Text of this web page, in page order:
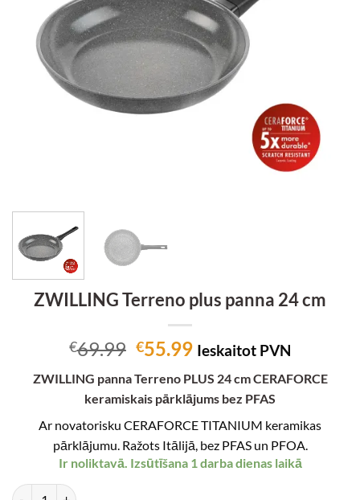
ZWILLING Terreno plus panna 24 cm
€69.99 Original
was:
€69.99.
€55.99Current
is:
€55.99.
Ieskaitot PVN
ZWILLING panna Terreno PLUS 24 cm CERAFORCE
keramiskais pārklājums bez PFAS
Ar novatorisku CERAFORCE TITANIUM keramikas
pārklājumu. Ražots Itālijā, bez PFAS un PFOA.
Ir noliktavā. Izsūtīšana 1 darba dienas laikā
ZWILLING Terreno plus panna 24 cm daudzums